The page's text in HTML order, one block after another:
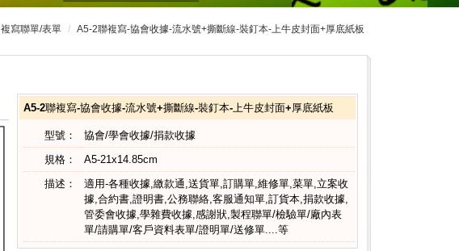
複寫聯單/表單 A5-2聯複寫-協會收據-流水號+撕斷線-裝釘本-上牛皮封面+厚底紙板
A5-2聯複寫-協會收據-流水號+撕斷線-裝釘本-上牛皮封面+厚底紙板
型號：
協會/學會收據/捐款收據
規格：
A5-21x14.85cm
描述：
適用-各種收據,繳款通,送貨單,訂購單,維修單,菜單,立案收
據,合約書,證明書,公務聯絡,客服通知單,訂貨本,捐款收據,
管委會收據,學雜費收據,感謝狀,製程聯單/檢驗單/廠內表
單/請購單/客戶資料表單/證明單/送修單....等